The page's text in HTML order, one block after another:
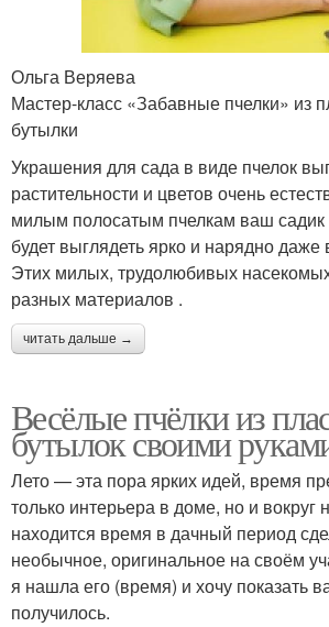
Ольга Веряева
Мастер-класс «Забавные пчелки» из
бутылки
Украшения для сада в виде пчелок
растительности и цветов очень
милым полосатым пчелкам ваш садик
будет выглядеть ярко и нарядно
Этих милых, трудолюбивых
разных материалов .
читать дальше →
Весёлые пчёлки из
бутылок своими
Лето — эта пора ярких идей, время
только интерьера в доме, но и вокруг
находится время в дачный период
необычное, оригинальное на своём
я нашла его (время) и хочу показать
получилось.